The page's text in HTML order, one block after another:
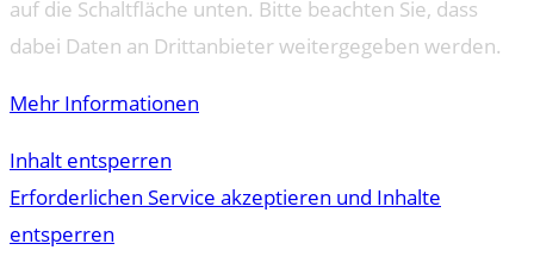
auf die Schaltfläche unten. Bitte beachten Sie, dass
dabei Daten an Drittanbieter weitergegeben werden.
Mehr Informationen
Inhalt entsperren
Erforderlichen Service akzeptieren und Inhalte
entsperren